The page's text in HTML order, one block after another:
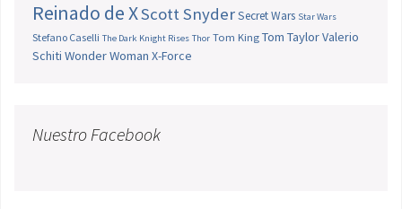
Reinado de XScott SnyderSecret Wars Star Wars
Stefano Caselli The Dark Knight Rises Thor Tom King Tom TaylorValerio
Schiti Wonder Woman X-Force
Nuestro Facebook